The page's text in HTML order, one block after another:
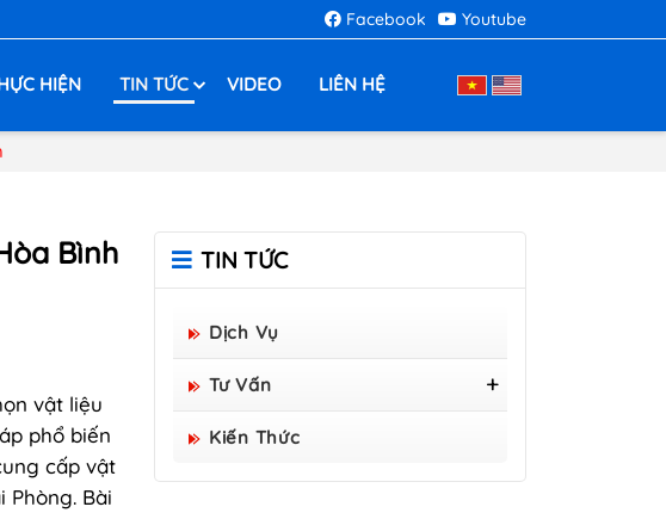
Facebook Youtube
HIỆN TIN TỨC VIDEO LIÊN HỆ
Bình
vật liệu
phổ biến
cấp vật
Bài
TIN TỨC
Dịch Vụ
Tư Vấn
Tấm Sàn Grating Composite
FRP - Hòa Bình Group Sản
Kiến Thức